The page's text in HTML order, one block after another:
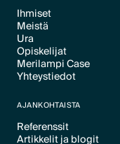
Ihmiset
Text Link
Meistä
Text Link
Ura
Text Link
Opiskelijat
Text Link
Merilampi Case
Text Link
Yhteystiedot
AJANKOHTAISTA
Referenssit
Artikkelit ja blogit